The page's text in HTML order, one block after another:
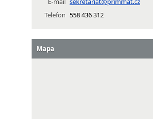
Telefon 558 436 312
Mapa